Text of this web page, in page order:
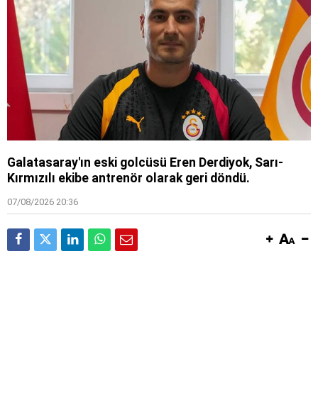
Galatasaray'ın eski golcüsü Eren Derdiyok, Sarı-
Kırmızılı ekibe antrenör olarak geri döndü.
07/08/2026 20:36